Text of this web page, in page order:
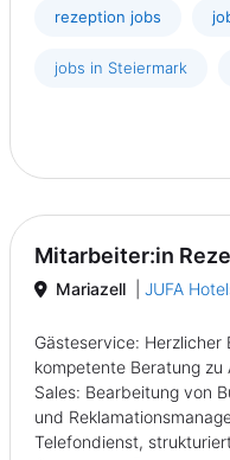
rezeption jobs
jobs in Steiermark
Mitarbeiter:in
Mariazell JUFA
Gästeservice:
kompetente Beratung zu
Sales: Bearbeitung von
und
Telefondienst,